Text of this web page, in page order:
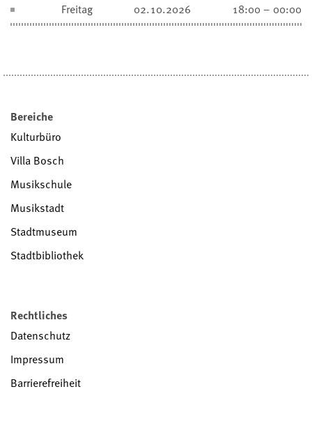
Freitag
02.10.2026 18:00 – 00:00
Bereiche
Kulturbüro
Villa Bosch
Musikschule
Musikstadt
Stadtmuseum
Stadtbibliothek
Rechtliches
Datenschutz
Impressum
Barrierefreiheit